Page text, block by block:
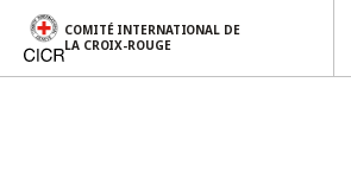
COMITÉ INTERNATIONAL DE
LA CROIX-ROUGE